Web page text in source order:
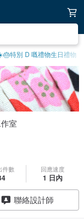
🎂特別 D 嘅禮物生日禮物
室
件數 回應速度
1 日內
聯絡設計師